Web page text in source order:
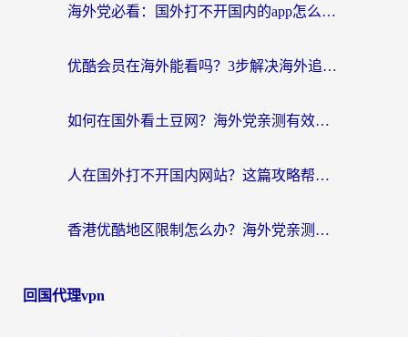
海外党必看：国外打不开国内的app怎么办？3步解决你的乡愁
优酷会员在海外能看吗？3步解决海外追剧难题，附实测好用加速器推荐
如何在国外看土豆网？海外党亲测有效的追剧加速器选择指南
人在国外打不开国内网站？这篇攻略帮你无缝解锁国内资源（附交管12123使用技巧）
香港优酷地区限制怎么办？海外党亲测有效的追剧解决方案
回国代理vpn